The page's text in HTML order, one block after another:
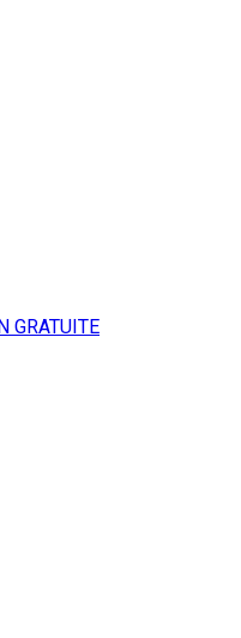
GRATUITE